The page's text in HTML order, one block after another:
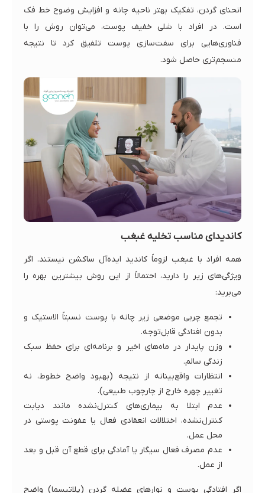
انحنای گردن، تفکیک بهتر ناحیه چانه و افزایش وضوح خط فک
است. در افراد با شلی خفیف پوست، می‌توان روش را با
فناوری‌هایی برای سفت‌سازی پوست تلفیق کرد تا نتیجه
منسجم‌تری حاصل شود.
کاندیدای مناسب تخلیه غبغب
همه افراد با غبغب لزوماً کاندید ایده‌آل ساکشن نیستند. اگر
ویژگی‌های زیر را دارید، احتمالاً از این روش بیشترین بهره را
می‌برید:
تجمع چربی موضعی زیر چانه با پوست نسبتاً الاستیک و
بدون افتادگی قابل‌توجه.
وزن پایدار در ماه‌های اخیر و برنامه‌ای برای حفظ سبک
زندگی سالم.
انتظارات واقع‌بینانه از نتیجه (بهبود واضح خطوط، نه
تغییر چهره خارج از چارچوب طبیعی).
عدم ابتلا به بیماری‌های کنترل‌نشده مانند دیابت
کنترل‌نشده، اختلالات انعقادی فعال یا عفونت پوستی در
محل عمل.
عدم مصرف فعال سیگار یا آمادگی برای قطع آن قبل و بعد
از عمل.
اگر افتادگی پوست و نوارهای عضله گردن (پلاتیسما) واضح